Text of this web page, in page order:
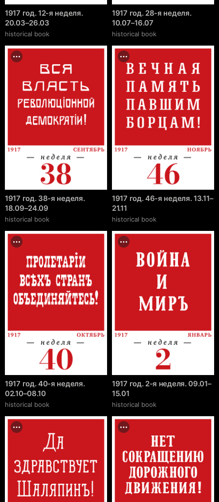
1917 год. 12-я неделя.
20.03–26.03
historical book
1917 год. 28-я неделя.
10.07–16.07
historical book
1917 год. 38-я неделя.
18.09–24.09
historical book
1917 год. 46-я неделя. 13.11–
21.11
historical book
1917 год. 40-я неделя.
02.10–08.10
historical book
1917 год. 2-я неделя. 09.01–
15.01
historical book